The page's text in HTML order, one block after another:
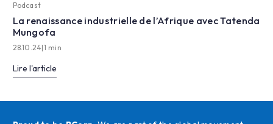
Podcast
La renaissance industrielle de l’Afrique avec Tatenda
Mungofa
28.10.24|1 min
Lire l'article